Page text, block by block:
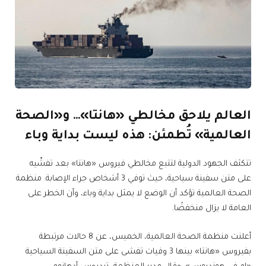
العالم يلاحق مخالطي «هانتا»… و«الصحة
العالمية» تُطمئن: هذه ليست بداية وباء
تتكثف الجهود الدولية لتتبع مخالطي فيروس «هانتا» بعد تفشّيه
على متن سفينة سياحية، حيث توفي 3 أشخاص جراء الإصابة. منظمة
الصحة العالمية تؤكد أن الوضع لا يمثل بداية وباء، وأن الخطر على
العامة لا يزال منخفضًا.
أعلنت منظمة الصحة العالمية، الخميس، عن 8 حالات مرتبطة
بفيروس «هانتا» بينها 3 وفيات تفشى على متن السفينة السياحية